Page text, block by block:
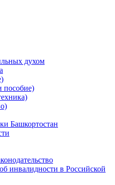
духом
пособие)
Башкортостан
инвалидности в Российской